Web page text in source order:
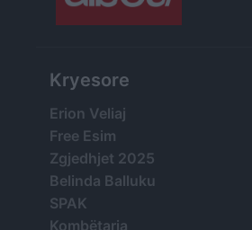
Kryesore
Erion Veliaj
Free Esim
Zgjedhjet 2025
Belinda Balluku
SPAK
Kombëtarja